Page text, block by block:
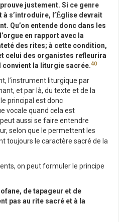
justement. Si ce genre
s’introduire, l’Église devrait
Qu’on entende donc dans les
en rapport avec la
des rites; à cette condition,
celui des organistes refleurira
la liturgie sacrée.40
l’instrument liturgique par
et par là, du texte et de la
principal est donc
vocale quand cela est
aussi se faire entendre
ur, selon que le permettent les
toujours le caractère sacré de la
on peut formuler le principe
de tapageur et de
pas au rite sacré et à la